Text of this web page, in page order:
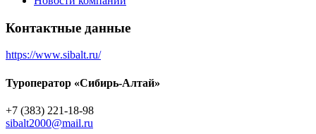
Контактные данные
https://www.sibalt.ru/
Туроператор «Сибирь-Алтай»
+7 (383) 221-18-98
sibalt2000@mail.ru